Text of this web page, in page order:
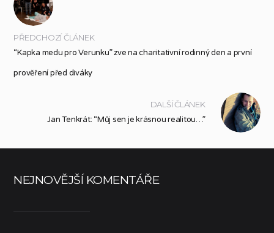
PŘEDCHOZÍ ČLÁNEK
“Kapka medu pro Verunku” zve na charitativní rodinný den a první
prověření před diváky
DALŠÍ ČLÁNEK
Jan Tenkrát: “Můj sen je krásnou realitou…”
NEJNOVĚJŠÍ KOMENTÁŘE